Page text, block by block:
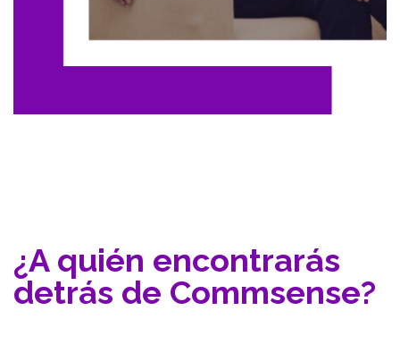
¿A quién encontrarás
detrás de Commsense?